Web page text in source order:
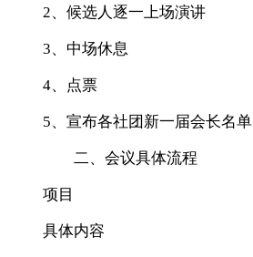
2、候选人逐一上场演讲
3、中场休息
4、点票
5、宣布各社团新一届会长名单
二、会议具体流程
项目
具体内容